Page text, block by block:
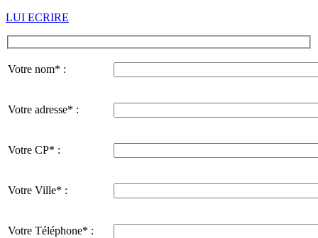
LUI ECRIRE
Votre nom* :
Votre adresse* :
Votre CP* :
Votre Ville* :
Votre Téléphone* :